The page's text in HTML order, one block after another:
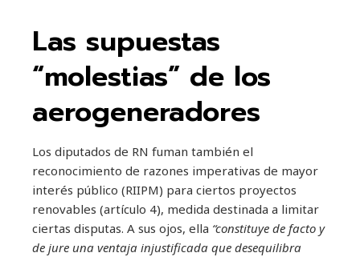
Las supuestas
“molestias” de los
aerogeneradores
Los diputados de RN fuman también el
reconocimiento de razones imperativas de mayor
interés público (RIIPM) para ciertos proyectos
renovables (artículo 4), medida destinada a limitar
ciertas disputas. A sus ojos, ella “constituye de facto y
de jure una ventaja injustificada que desequilibra